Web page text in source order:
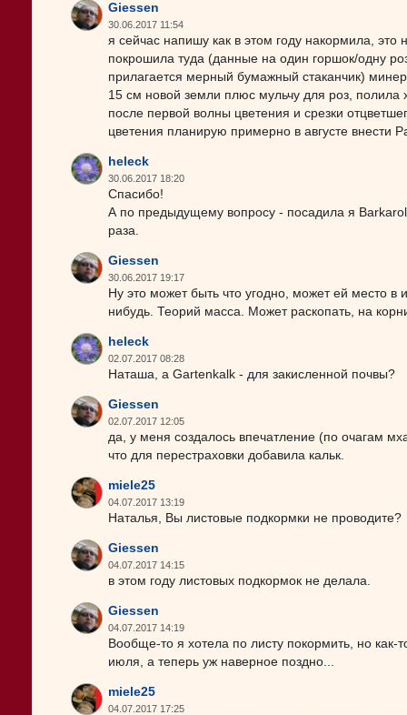
Giessen
30.06.2017 11:54
я сейчас напишу как в этом году накормила,
покрошила туда (данные на один горшок/одну
прилагается мерный бумажный стаканчик)
15 см новой земли плюс мульчу для роз,
после первой волны цветения и срезки
цветения планирую примерно в августе внести
heleck
30.06.2017 18:20
Спасибо!
А по предыдущему вопросу - посадила я
раза.
Giessen
30.06.2017 19:17
Ну это может быть что угодно, может ей место в
нибудь. Теорий масса. Может раскопать, на
heleck
02.07.2017 08:28
Наташа, а Gartenkalk - для закисленной почвы?
Giessen
02.07.2017 12:05
да, у меня создалось впечатление (по очагам
что для перестраховки добавила кальк.
miele25
04.07.2017 13:19
Наталья, Вы листовые подкормки не проводите?
Giessen
04.07.2017 14:15
в этом году листовых подкормок не делала.
Giessen
04.07.2017 14:19
Вообще-то я хотела по листу покормить, но как-
июля, а теперь уж наверное поздно...
miele25
04.07.2017 17:25